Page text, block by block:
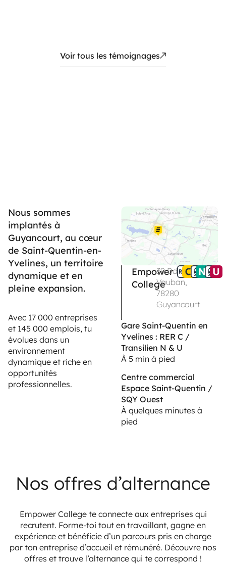
Voir tous les témoignages
Nous sommes
implantés à
Guyancourt, au cœur
de Saint-Quentin-en-
Yvelines, un territoire
dynamique et en
pleine expansion.
Avec 17 000 entreprises
et 145 000 emplois, tu
évolues dans un
environnement
dynamique et riche en
opportunités
professionnelles.
Empower
College
39 Bd
Vauban,
78280
Guyancourt
Gare Saint-Quentin en
Yvelines : RER C /
Transilien N & U
À 5 min à pied
Centre commercial
Espace Saint-Quentin /
SQY Ouest
À quelques minutes à
pied
Nos offres d’alternance
Empower College te connecte aux entreprises qui
recrutent. Forme-toi tout en travaillant, gagne en
expérience et bénéficie d’un parcours pris en charge
par ton entreprise d’accueil et rémunéré. Découvre nos
offres et trouve l’alternance qui te correspond !